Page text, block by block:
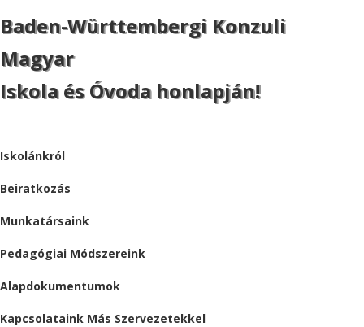
Baden-Württembergi Konzuli
Magyar
Iskola és Óvoda honlapján!
Iskolánkról
Beiratkozás
Munkatársaink
Pedagógiai Módszereink
Alapdokumentumok
Kapcsolataink Más Szervezetekkel